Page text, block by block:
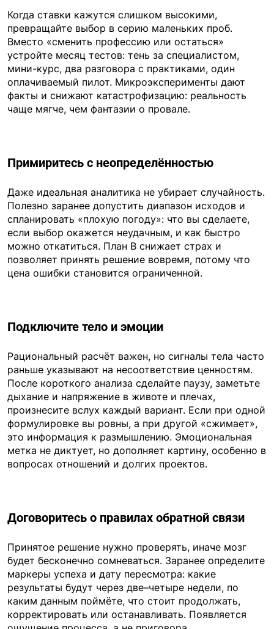
Когда ставки кажутся слишком высокими,
превращайте выбор в серию маленьких проб.
Вместо «сменить профессию или остаться»
устройте месяц тестов: тень за специалистом,
мини-курс, два разговора с практиками, один
оплачиваемый пилот. Микроэксперименты дают
факты и снижают катастрофизацию: реальность
чаще мягче, чем фантазии о провале.
Примиритесь с неопределённостью
Даже идеальная аналитика не убирает случайность.
Полезно заранее допустить диапазон исходов и
спланировать «плохую погоду»: что вы сделаете,
если выбор окажется неудачным, и как быстро
можно откатиться. План B снижает страх и
позволяет принять решение вовремя, потому что
цена ошибки становится ограниченной.
Подключите тело и эмоции
Рациональный расчёт важен, но сигналы тела часто
раньше указывают на несоответствие ценностям.
После короткого анализа сделайте паузу, заметьте
дыхание и напряжение в животе и плечах,
произнесите вслух каждый вариант. Если при одной
формулировке вы ровны, а при другой «сжимает»,
это информация к размышлению. Эмоциональная
метка не диктует, но дополняет картину, особенно в
вопросах отношений и долгих проектов.
Договоритесь о правилах обратной связи
Принятое решение нужно проверять, иначе мозг
будет бесконечно сомневаться. Заранее определите
маркеры успеха и дату пересмотра: какие
результаты будут через две–четыре недели, по
каким данным поймёте, что стоит продолжать,
корректировать или останавливать. Появляется